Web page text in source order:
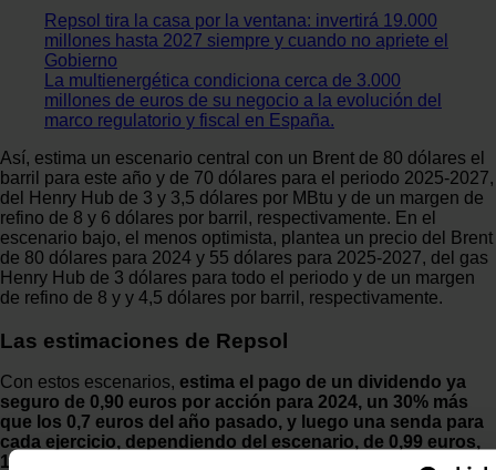
Repsol tira la casa por la ventana: invertirá 19.000
millones hasta 2027 siempre y cuando no apriete el
Gobierno
La multienergética condiciona cerca de 3.000
millones de euros de su negocio a la evolución del
marco regulatorio y fiscal en España.
Así, estima un escenario central con un Brent de 80 dólares el
barril para este año y de 70 dólares para el periodo 2025-2027,
del Henry Hub de 3 y 3,5 dólares por MBtu y de un margen de
refino de 8 y 6 dólares por barril, respectivamente. En el
escenario bajo, el menos optimista, plantea un precio del Brent
de 80 dólares para 2024 y 55 dólares para 2025-2027, del gas
Henry Hub de 3 dólares para todo el periodo y de un margen
de refino de 8 y y 4,5 dólares por barril, respectivamente.
Las estimaciones de Repsol
Con estos escenarios, estima el pago de un dividendo ya
seguro de 0,90 euros por acción para 2024, un 30% más
que los 0,7 euros del año pasado, y luego una senda para
cada ejercicio, dependiendo del escenario, de 0,99 euros,
1,11 euros y 1,26 euros, en el mejor de ellos, y de 0,95